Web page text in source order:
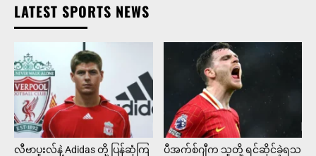
LATEST SPORTS NEWS
လီဗာပူးလ်နဲ့ Adidas တို့ ပြန်ဆုံကြ
ပီအက်စ်ဂျီက သူတို့ ရင်ဆိုင်ခဲ့ရသ